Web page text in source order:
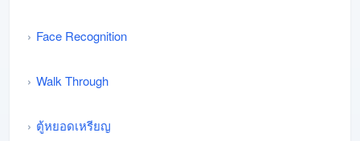
Face Recognition
Walk Through
ตู้หยอดเหรียญ